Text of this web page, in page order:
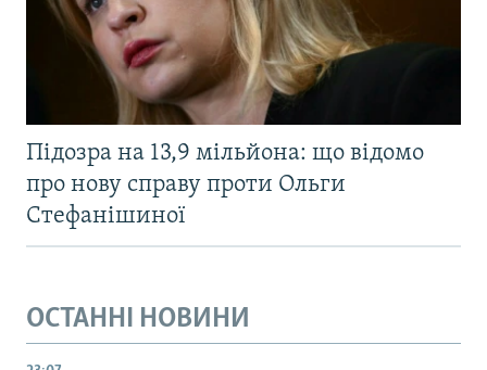
Підозра на 13,9 мільйона: що відомо
про нову справу проти Ольги
Стефанішиної
ОСТАННІ НОВИНИ